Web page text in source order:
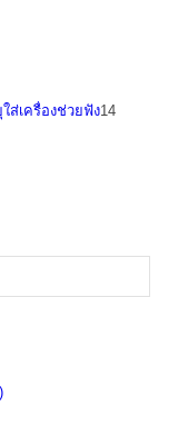
ส่เครื่องช่วยฟัง14